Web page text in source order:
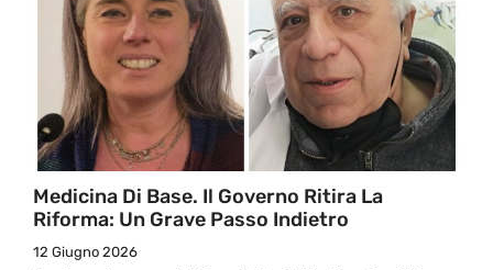
Medicina Di Base. Il Governo Ritira La
Riforma: Un Grave Passo Indietro
12 Giugno 2026